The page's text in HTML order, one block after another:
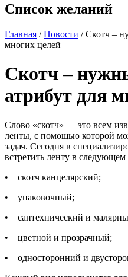
Список желаний
Главная /Новости / Скотч –
многих целей
Скотч –
атрибут для
Слово «скотч» — это всем
ленты, с помощью которой
задач. Сегодня в
встретить ленту в следующем
• скотч канцелярский;
• упаковочный;
• сантехнический и
• цветной и прозрачный;
• односторонний и